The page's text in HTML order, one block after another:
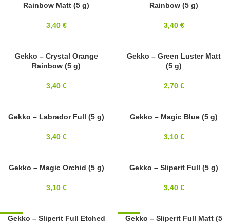
Rainbow Matt (5 g)
3,40 €
Rainbow (5 g)
3,40 €
3X5MMGekko – Crystal Orange
Rainbow (5 g)
3,40 €
3X5MM
Gekko – Green Luster Matt
(5 g)
2,70 €
3X5MM
Gekko – Labrador Full (5 g)
3,40 €
3X5MM
Gekko – Magic Blue (5 g)
3,10 €
3X5MM
Gekko – Magic Orchid (5 g)
3,10 €
3X5MM
Gekko – Sliperit Full (5 g)
3,40 €
-60%
Gekko – Sliperit Full Etched
-60%
Gekko – Sliperit Full Matt (5